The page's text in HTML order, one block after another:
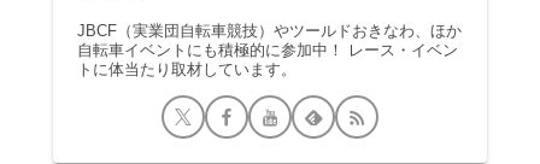
JBCF（実業団自転車競技）やツールドおきなわ、ほか
自転車イベントにも積極的に参加中！ レース・イベン
トに体当たり取材しています。